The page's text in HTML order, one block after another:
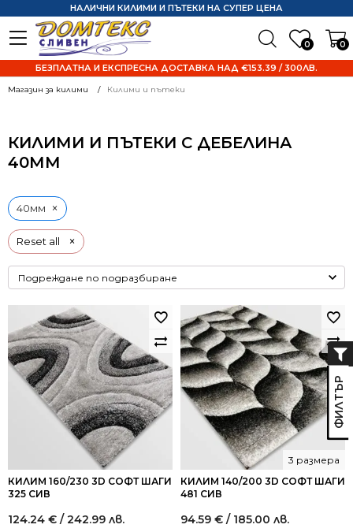
0 0
НАЛИЧНИ КИЛИМИ И ПЪТЕКИ НА СУПЕР ЦЕНА
БЕЗПЛАТНА И ЕКСПРЕСНА ДОСТАВКА НАД €153.39 / 300ЛВ.
Магазин за килими Килими и пътеки
КИЛИМИ И ПЪТЕКИ С ДЕБЕЛИНА
40ММ
Reset all ×
40мм ×
КИЛИМ 160/230 3D СОФТ ШАГИ
325 СИВ
124.24 € / 242.99 лв.
КИЛИМ 140/200 3D СОФТ ШАГИ
481 СИВ
3 размера
94.59 € / 185.00 лв.